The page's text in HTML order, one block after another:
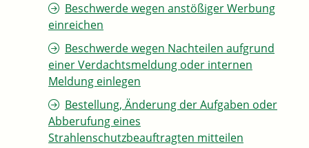
Beschwerde wegen anstößiger Werbung
einreichen
Beschwerde wegen Nachteilen aufgrund
einer Verdachtsmeldung oder internen
Meldung einlegen
Bestellung, Änderung der Aufgaben oder
Abberufung eines
Strahlenschutzbeauftragten mitteilen